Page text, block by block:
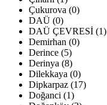
Çukurova (0)
DAÜ (0)
DAÜ ÇEVRESİ (1)
Demirhan (0)
Derince (5)
Derinya (8)
Dilekkaya (0)
Dipkarpaz (17)
Doğanci (1)